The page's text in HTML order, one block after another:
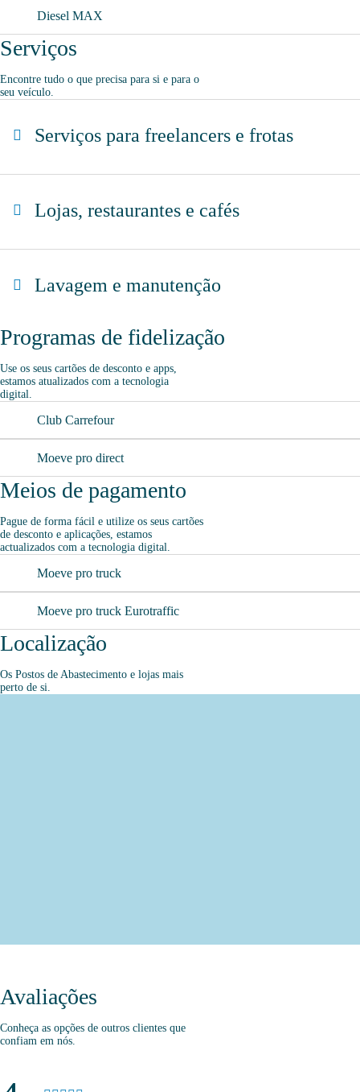
Diesel MAX
Serviços
Encontre tudo o que precisa para si e para o
seu veículo.
Serviços para freelancers e frotas
Lojas, restaurantes e cafés
Lavagem e manutenção
Ar e Água
Lavagem Automática de automóveis
Programas de fidelização
Use os seus cartões de desconto e apps,
estamos atualizados com a tecnologia
digital.
Club Carrefour
Moeve pro direct
Meios de pagamento
Pague de forma fácil e utilize os seus cartões
de desconto e aplicações, estamos
actualizados com a tecnologia digital.
Moeve pro truck
Moeve pro truck Eurotraffic
Localização
Os Postos de Abastecimento e lojas mais
perto de si.
Avaliações
Conheça as opções de outros clientes que
confiam em nós.